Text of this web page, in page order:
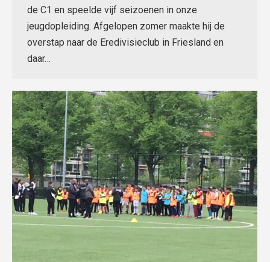
de C1 en speelde vijf seizoenen in onze
jeugdopleiding. Afgelopen zomer maakte hij de
overstap naar de Eredivisieclub in Friesland en
daar…